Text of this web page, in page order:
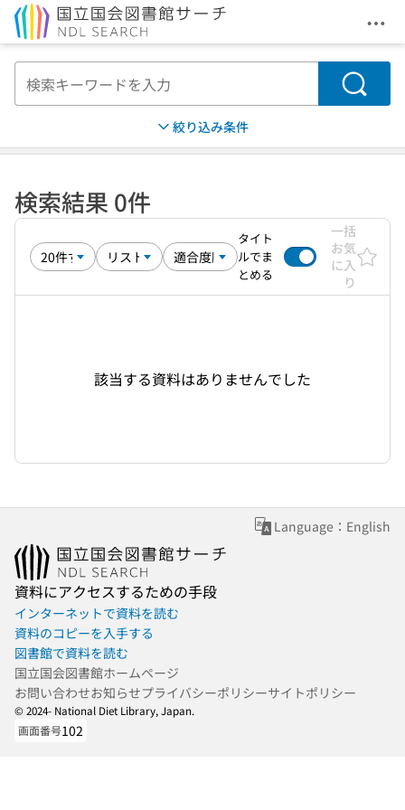
メ
検索
絞り込み条件
検索結果 0件
タイト
ルでま
とめる
一括
お気
に入
り
該当する資料はありませんでした
Language：English
資料にアクセスするための手段
インターネットで資料を読む
資料のコピーを入手する
図書館で資料を読む
国立国会図書館ホームページ
お問い合わせお知らせプライバシーポリシーサイトポリシー
© 2024- National Diet Library, Japan.
画面番号102